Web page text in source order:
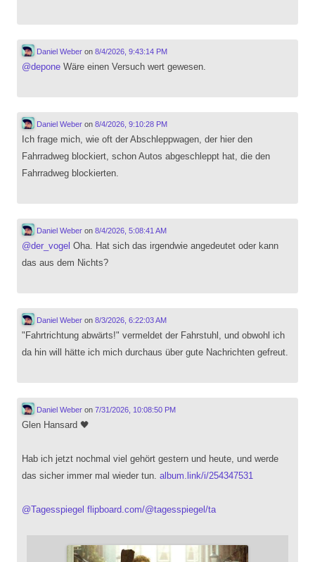
Daniel Weberon 8/4/2026, 9:43:14 PM
@depone Wäre einen Versuch wert gewesen.
Daniel Weberon 8/4/2026, 9:10:28 PM
Ich frage mich, wie oft der Abschleppwagen, der hier den
Fahrradweg blockiert, schon Autos abgeschleppt hat, die den
Fahrradweg blockierten.
Daniel Weberon 8/4/2026, 5:08:41 AM
@der_vogel Oha. Hat sich das irgendwie angedeutet oder kann
das aus dem Nichts?
Daniel Weberon 8/3/2026, 6:22:03 AM
"Fahrtrichtung abwärts!" vermeldet der Fahrstuhl, und obwohl ich
da hin will hätte ich mich durchaus über gute Nachrichten gefreut.
Daniel Weberon 7/31/2026, 10:08:50 PM
Glen Hansard 🖤
Hab ich jetzt nochmal viel gehört gestern und heute, und werde
das sicher immer mal wieder tun. album.link/i/254347531
@Tagesspiegel flipboard.com/@tagesspiegel/ta